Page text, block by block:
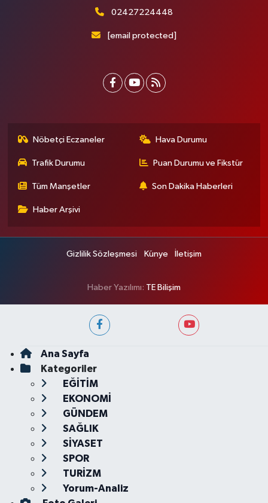
02427224448
[email protected]
Nöbetçi Eczaneler Hava Durumu
Trafik Durumu Puan Durumu ve Fikstür
Tüm Manşetler Son Dakika Haberleri
Haber Arşivi
Gizlilik Sözleşmesi Künye İletişim
Haber Yazılımı: TE Bilişim
Ana Sayfa
Kategoriler
EĞİTİM
EKONOMİ
GÜNDEM
SAĞLIK
SİYASET
SPOR
TURİZM
Yorum-Analiz